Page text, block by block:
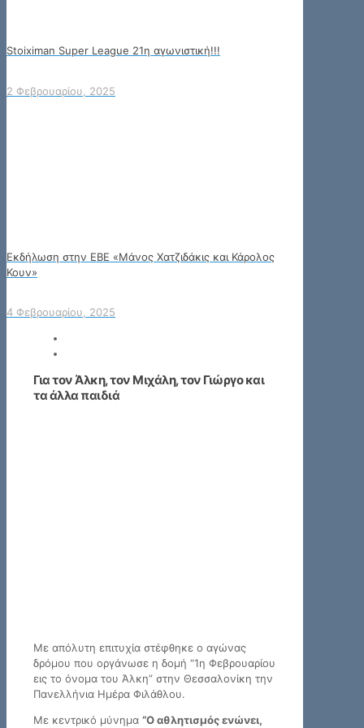
Stoiximan Super League 21η αγωνιστική!!!
2 Φεβρουαρίου, 2025
Εκδήλωση στην ΕΒΕ «Μάνος Χατζιδάκις και Κάρολος
Κουν»
4 Φεβρουαρίου, 2025
Για τον Άλκη, τον Μιχάλη, τον Γιώργο και
τα άλλα παιδιά
Με απόλυτη επιτυχία στέφθηκε ο αγώνας
δρόμου που οργάνωσε η δομή “1η Φεβρουαρίου
εις το όνομα του Άλκη” στην Θεσσαλονίκη την
Πανελλήνια Ημέρα Φιλάθλου.
Με κεντρικό μύνημα “Ο αθλητισμός ενώνει,